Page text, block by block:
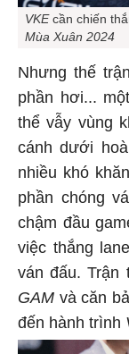
VKEcần chiến
Mùa Xuân 2024
Nhưng thế
phần hơi...
thể vẫy vùng
cánh dưới
nhiều khó
phần chóng
chậm đầu
việc thắng
ván đấu. Trận
GAM và căn
đến hành trình